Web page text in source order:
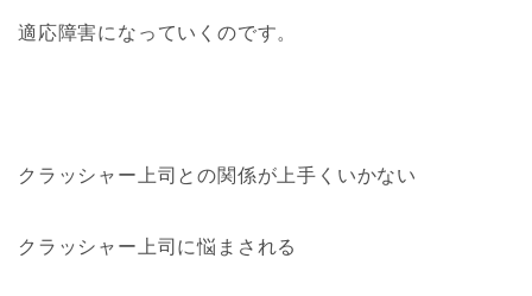
適応障害になっていくのです。
クラッシャー上司との関係が上手くいかない
クラッシャー上司に悩まされる